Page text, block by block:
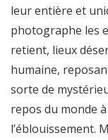
leur entière et
photographe les
retient, lieux
humaine,
sorte de
repos du monde à
l’éblouissement.